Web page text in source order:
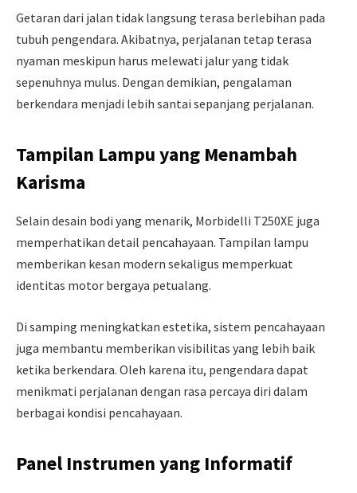
Getaran dari jalan tidak langsung terasa berlebihan pada
tubuh pengendara. Akibatnya, perjalanan tetap terasa
nyaman meskipun harus melewati jalur yang tidak
sepenuhnya mulus. Dengan demikian, pengalaman
berkendara menjadi lebih santai sepanjang perjalanan.
Tampilan Lampu yang Menambah
Karisma
Selain desain bodi yang menarik, Morbidelli T250XE juga
memperhatikan detail pencahayaan. Tampilan lampu
memberikan kesan modern sekaligus memperkuat
identitas motor bergaya petualang.
Di samping meningkatkan estetika, sistem pencahayaan
juga membantu memberikan visibilitas yang lebih baik
ketika berkendara. Oleh karena itu, pengendara dapat
menikmati perjalanan dengan rasa percaya diri dalam
berbagai kondisi pencahayaan.
Panel Instrumen yang Informatif